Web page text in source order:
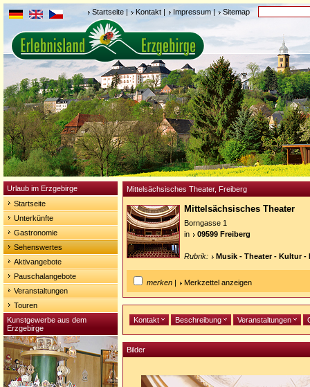
Startseite | Kontakt | Impressum| Sitemap
Urlaub im Erzgebirge
Startseite
Unterkünfte
Gastronomie
Sehenswertes
Aktivangebote
Pauschalangebote
Veranstaltungen
Touren
Kunstgewerbe aus dem
Erzgebirge
Mittelsächsisches Theater, Freiberg
Mittelsächsisches Theater
Borngasse 1
in
09599 Freiberg
Rubrik: Musik - Theater - Kultur -
merken | Merkzettel anzeigen
Kontakt Beschreibung Veranstaltungen
Bilder